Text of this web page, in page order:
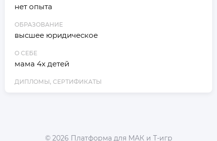
нет опыта
ОБРАЗОВАНИЕ
высшее юридическое
О СЕБЕ
мама 4х детей
ДИПЛОМЫ, СЕРТИФИКАТЫ
© 2026 Платформа для МАК и Т-игр